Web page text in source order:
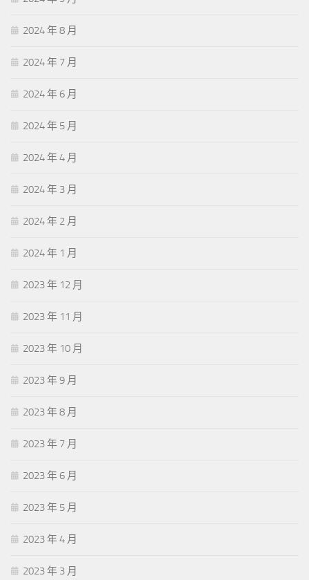
2024 年 8 月
2024 年 7 月
2024 年 6 月
2024 年 5 月
2024 年 4 月
2024 年 3 月
2024 年 2 月
2024 年 1 月
2023 年 12 月
2023 年 11 月
2023 年 10 月
2023 年 9 月
2023 年 8 月
2023 年 7 月
2023 年 6 月
2023 年 5 月
2023 年 4 月
2023 年 3 月